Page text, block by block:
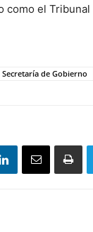
el
Secretaría de Gobierno